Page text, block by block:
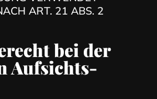
ART. 21 ABS. 2
bei der
Aufsichts­